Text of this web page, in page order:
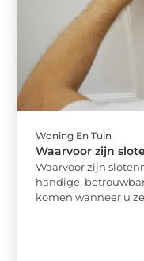
Woning En Tuin
Waarvoor zijn
Waarvoor zijn
handige,
komen wanneer u